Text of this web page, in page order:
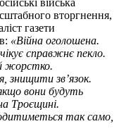
війська
вторгнення,
газети
«Війна оголошена.
справжнє пекло.
жорстко.
знищити зв’язок.
вони будуть
Троєщині.
так само,